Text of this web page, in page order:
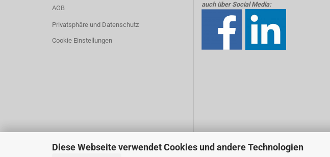
Diese Webseite verwendet Cookies und andere Technologien
AGB
Privatsphäre und Datenschutz
Cookie Einstellungen
auch über Social Media: